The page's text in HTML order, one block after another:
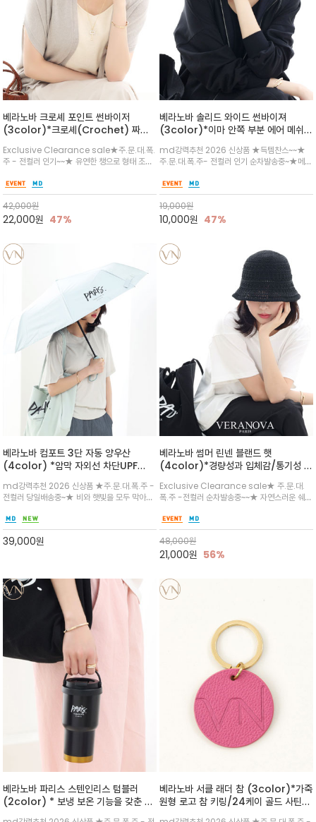
베라노바 크로셰 포인트 썬바이저
(3color)*크로셰(Crochet) 짜임
포인트가 있는 썬바이저/내추럴하고 페
미닌한 무드를 연출/벨크로 타입이라 휴
대도 간편
Exclusive Clearance sale★주.문.대.폭.
주 - 전컬러 인기~~★ 유연한 챙으로 형태 조절
말아 휴대하기 좋고, 챙의 모양을 살짝 바꿀 수 있
는 스타일/데일리부터 휴양지까지 스타일과 실
용성을 모두 갖춘 아이템
42,000원
22,000원 47%
베라노바 솔리드 와이드 썬바이져
(3color)*이마 안쪽 부분 에어 메쉬
(Air-Mesh) 쾌적하고 편하게 / 베라
노바 심볼 전사 인쇄(Transfer
Printing)뒷밴딩으로 사이즈 조절이 가
능해 누구나 안정적으로 착용
md강력추천 2026 신상품 ★득템찬스~~★
주.문.대.폭.주- 전컬러 인기 순차발송중~★메쉬
일 보송보송한 스킨케어 핏(Skin-care fit)을
유지심플한 로고 포인트와 세련된 컬러로 일상,골
프,여행까지~~
19,000원
10,000원 47%
베라노바 컴포트 3단 자동 양우산
(4color) *암막 자외선 차단UPF
50+는 원단이 자외선(UVA 및 UVB)
을 98% 이상 차단하여 피부에 닿는 자
외선을 50분의 1(2%) 미만으로 줄여
주는 최상위 자외선 차단 등급
md강력추천 2026 신상품 ★주.문.대.폭.주 -
전컬러 당일배송중~★ 비와 햇빛을 모두 막아주
하게 펼쳐지고, 가볍고 컴팩트한 사이즈로 휴대성
굿 / 감각적인 파리스 로고 디테일로 데일리 룩에
세련된 포인트
39,000원
베라노바 썸머 린넨 블랜드 햇
(4color)*경량성과 입체감/통기성 좋
은 짜임과 가벼운 착용감으로 여름 내내
쾌적하게 착용/ 뒷트임 있어서 헤어스타
일링에도 편하게 쓰실수 있습니다
Exclusive Clearance sale★ 주.문.대.
폭.주 -전컬러 순차발송중~~★ 자연스러운 쉐입
련된 포인트/베이직한 컬러 구성으로 어떤 스타
일에도 손쉽게 매치되며, 휴양지부터 일상까지 활
용도 높은 아이템
48,000원
21,000원 56%
베라노바 파리스 스텐인리스 텀블러
(2color) * 보냉 보온 기능을 갖춘 그
베라노바 서클 래더 참 (3color)*가죽
원형 로고 참 키링/24케이 골드 사틴